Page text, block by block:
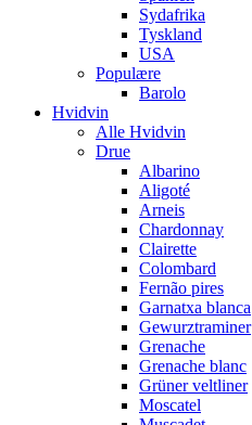
Sydafrika
Tyskland
USA
Populære
Barolo
Hvidvin
Alle Hvidvin
Drue
Albarino
Aligoté
Arneis
Chardonnay
Clairette
Colombard
Fernão pires
Garnatxa blanca
Gewurztraminer
Grenache
Grenache blanc
Grüner veltliner
Moscatel